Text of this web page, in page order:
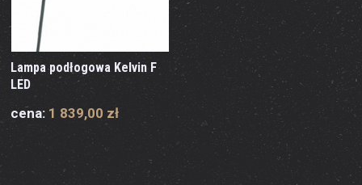
Lampa podłogowa Kelvin F
LED
cena: 1 839,00 zł